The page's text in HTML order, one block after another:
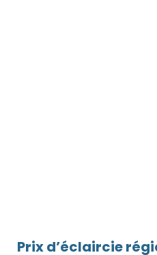
Prix ​​d’éclaircie